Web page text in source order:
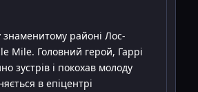
знаменитому районі Лос-
Mile. Головний герой, Гаррі
зустрів і покохав молоду
в епіцентрі